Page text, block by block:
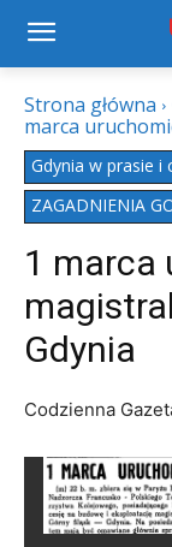
Strona główna
marca
Gdynia w prasie i
ZAGADNIENIA
1 marca
Gdynia
Codzienna